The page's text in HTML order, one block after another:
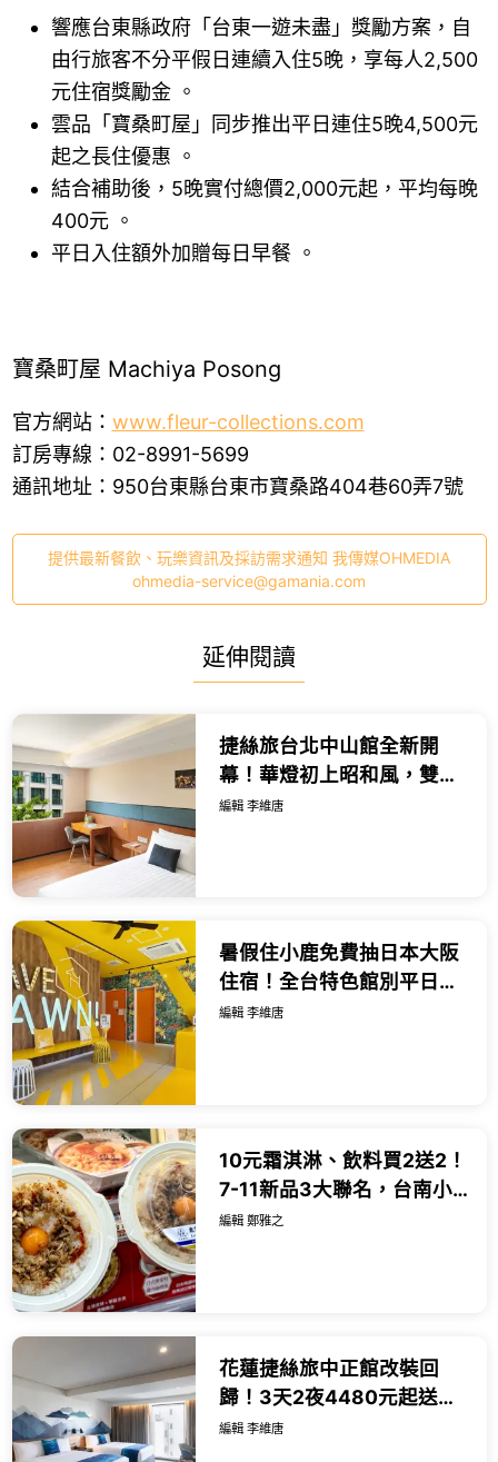
響應台東縣政府「台東一遊未盡」獎勵方案，自
由行旅客不分平假日連續入住5晚，享每人2,500
元住宿獎勵金 。
雲品「寶桑町屋」同步推出平日連住5晚4,500元
起之長住優惠 。
結合補助後，5晚實付總價2,000元起，平均每晚
400元 。
平日入住額外加贈每日早餐 。
寶桑町屋 Machiya Posong
官方網站： www.fleur-collections.com
訂房專線：02-8991-5699
通訊地址：950台東縣台東市寶桑路404巷60弄7號
提供最新餐飲、玩樂資訊及採訪需求通知 我傳媒OHMEDIA
ohmedia-service@gamania.com
延伸閱讀
捷絲旅台北中山館全新開
幕！華燈初上昭和風，雙人
千元起爽喝紅白酒與獨旅微
編輯 李維唐
暑假住小鹿免費抽日本大阪
住宿！全台特色館別平日連
住95折再送壽星專屬早餐。
編輯 李維唐
10元霜淇淋、飲料買2送2！
7-11新品3大聯名，台南小
吃、泰式米其林樓下小七
編輯 鄭雅之
花蓮捷絲旅中正館改裝回
歸！3天2夜4480元起送山
海香氛片，結構升級安心國
編輯 李維唐